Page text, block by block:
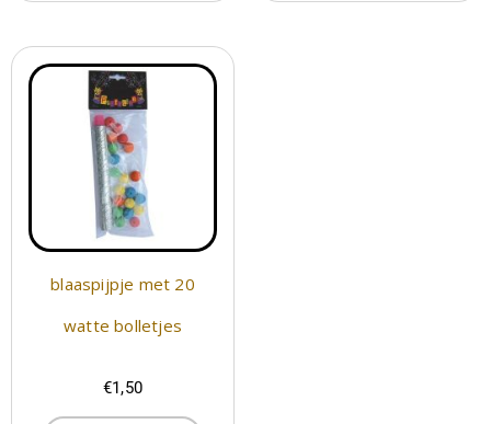
blaaspijpje met 20
watte bolletjes
€1,50